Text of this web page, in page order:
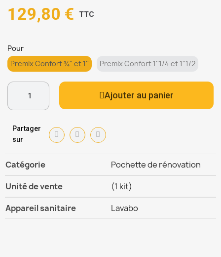
129,80 € TTC
Pour
Premix Confort ¾'' et 1''
Premix Confort 1''1/4 et 1''1/2
Ajouter au panier
Partager
sur
Catégorie
Pochette de rénovation
Unité de vente
(1 kit)
Appareil sanitaire
Lavabo